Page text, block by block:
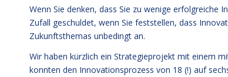
Wenn Sie denken, dass Sie zu wenige erfolgreiche
Zufall geschuldet, wenn Sie feststellen, dass
Zukunftsthemas unbedingt an.
Wir haben kürzlich ein Strategieprojekt mit einem
konnten den Innovationsprozess von 18 (!) auf